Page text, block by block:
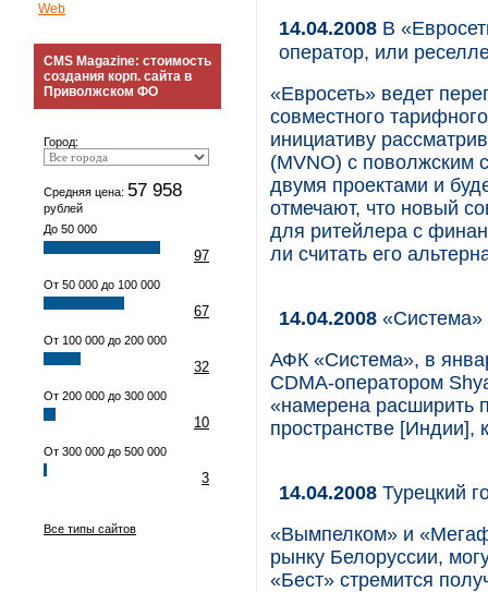
Web
CMS Magazine: стоимость
создания корп. сайта в
Приволжском ФО
Город:
Средняя цена: 57 958
рублей
До 50 000
97
От 50 000 до 100 000
67
От 100 000 до 200 000
32
От 200 000 до 300 000
10
От 300 000 до 500 000
3
Все типы сайтов
14.04.2008 В
оператор, или
«Евросеть» ведет
совместного
инициативу
(MVNO) с
двумя проектами и
отмечают, что новый
для ритейлера с
ли считать его
14.04.2008 «Система»
АФК «Система», в
CDMA-оператором
«намерена расширить
пространстве [Индии],
14.04.2008 Турецкий
«Вымпелком» и
рынку Белоруссии,
«Бест» стремится